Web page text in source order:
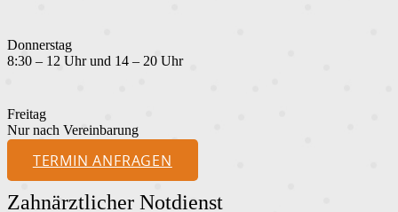
Donnerstag
8:30 – 12 Uhr und 14 – 20 Uhr
Freitag
Nur nach Vereinbarung
TERMIN ANFRAGEN
Zahnärztlicher Notdienst